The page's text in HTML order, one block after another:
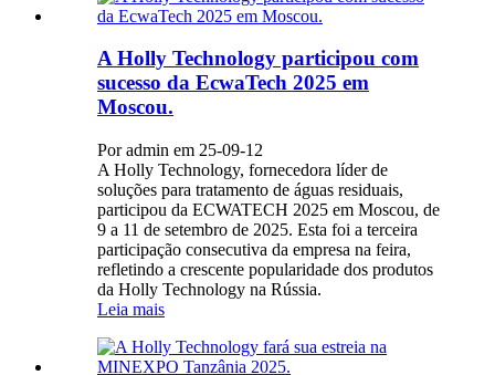
A Holly Technology participou com
sucesso da EcwaTech 2025 em
Moscou.
Por admin em 25-09-12
A Holly Technology, fornecedora líder de
soluções para tratamento de águas residuais,
participou da ECWATECH 2025 em Moscou, de
9 a 11 de setembro de 2025. Esta foi a terceira
participação consecutiva da empresa na feira,
refletindo a crescente popularidade dos produtos
da Holly Technology na Rússia.
Leia mais